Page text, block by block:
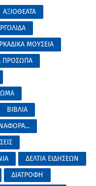
ΑΞΙΟΘΕΑΤΑ
ΜΟΥΣΕΙΑ
ΠΡΟΣΩΠΑ
ΒΙΒΛΙΑ
ΔΕΛΤΙΑ ΕΙΔΗΣΕΩΝ
ΔΙΑΤΡΟΦΗ